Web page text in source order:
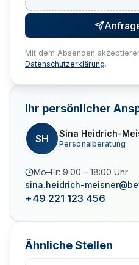
Mit dem Absenden
Datenschutzerklärung.
Ihr persönlicher
SH Sina Heidrich-
Personalberatung
Mo–Fr: 9:00 – 18:00 Uhr
sina.heidrich-
+49 221 123 456
Ähnliche Stellen